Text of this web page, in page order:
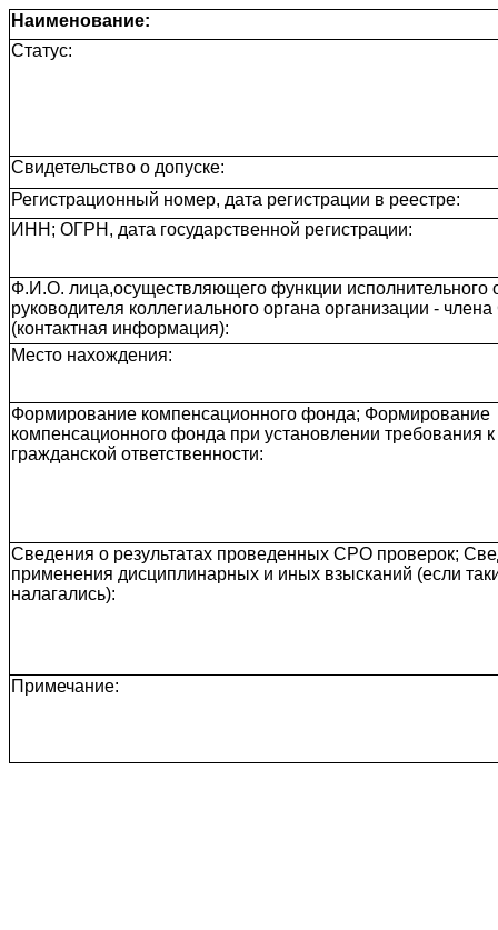
Наименование:
Статус:
Свидетельство о допуске:
Регистрационный номер, дата регистрации в реестре:
ИНН; ОГРН, дата государственной регистрации:
Ф.И.О. лица,осуществляющего функции исполнительного
руководителя коллегиального органа организации -
(контактная информация):
Место нахождения:
Формирование компенсационного фонда; Формирование
компенсационного фонда при установлении требования
гражданской ответственности:
Сведения о результатах проведенных СРО проверок;
применения дисциплинарных и иных взысканий (если
налагались):
Примечание: